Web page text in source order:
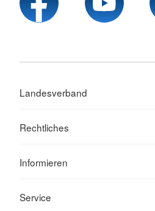
Landesverband
Rechtliches
Informieren
Service